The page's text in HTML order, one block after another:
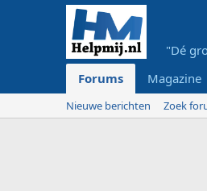
"Dé
Forums
Magazine
Nieuwe berichten Zoek